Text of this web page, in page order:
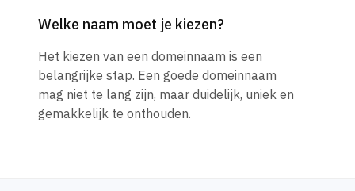
Welke naam moet je kiezen?
Het kiezen van een domeinnaam is een
belangrijke stap. Een goede domeinnaam
mag niet te lang zijn, maar duidelijk, uniek en
gemakkelijk te onthouden.